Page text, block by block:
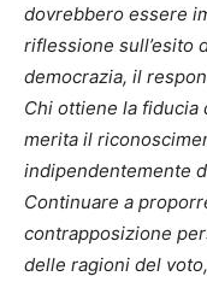
dovrebbero essere
riflessione sull’esito
democrazia, il
Chi ottiene la fiducia
merita il
indipendentemente
Continuare a
contrapposizione
delle ragioni del